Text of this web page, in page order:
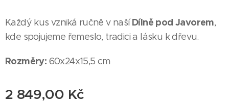
Každý kus vzniká ručně v našíDílně pod Javorem,
kde spojujeme řemeslo, tradici a lásku k dřevu.
Rozměry: 60x24x15,5 cm
2 849,00 Kč